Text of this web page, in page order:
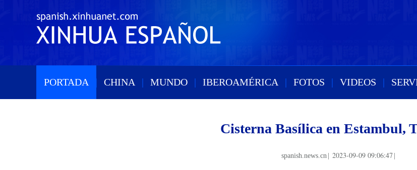
PORTADA | CHINA | MUNDO | IBEROAMÉRICA | FOTOS | VIDEOS |
Cisterna Basílica en Estambul,
spanish.news.cn 2023-09-09 09:06:47